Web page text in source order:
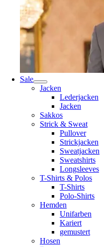
Sale
Jacken
Lederjacken
Jacken
Sakkos
Strick & Sweat
Pullover
Strickjacken
Sweatjacken
Sweatshirts
Longsleeves
T-Shirts & Polos
T-Shirts
Polo-Shirts
Hemden
Unifarben
Kariert
gemustert
Hosen